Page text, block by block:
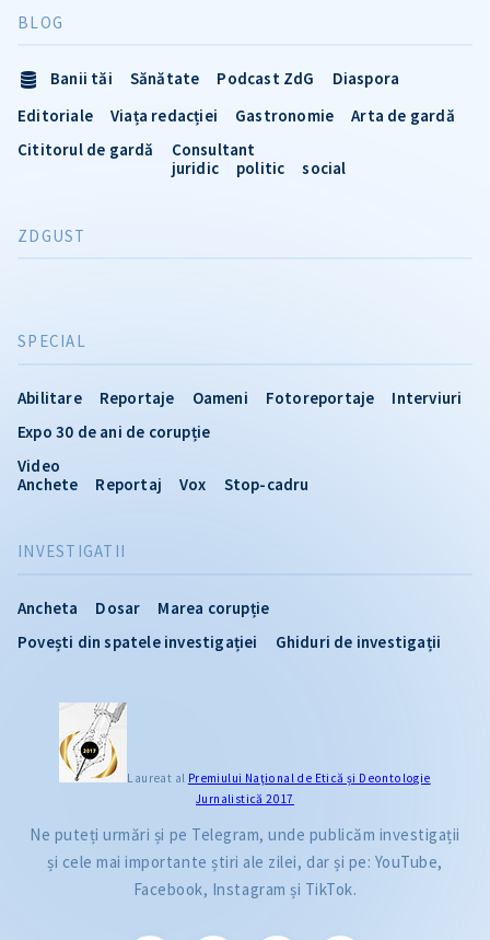
INVESTIGATII
Ancheta Dosar
Marea corupție
Povești din spatele investigației
Ghiduri de investigații
SPECIAL
Abilitare Reportaje Oameni Fotoreportaje
Interviuri
Expo 30 de ani de corupție
Video
Anchete
Reportaj Vox Stop-cadru
BLOG
Banii tăi Sănătate Podcast ZdG
Diaspora
Editoriale
Viața redacției Gastronomie
Arta de gardă
Cititorul de gardă
Consultant
juridic
politic social
ZDGUST
Laureat al Premiului Naţional de Etică și Deontologie
Jurnalistică 2017
Ne puteți urmări și pe Telegram, unde publicăm investigații
și cele mai importante știri ale zilei, dar și pe: YouTube,
Facebook, Instagram și TikTok.